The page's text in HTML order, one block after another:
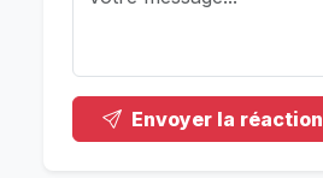
Envoyer la réaction